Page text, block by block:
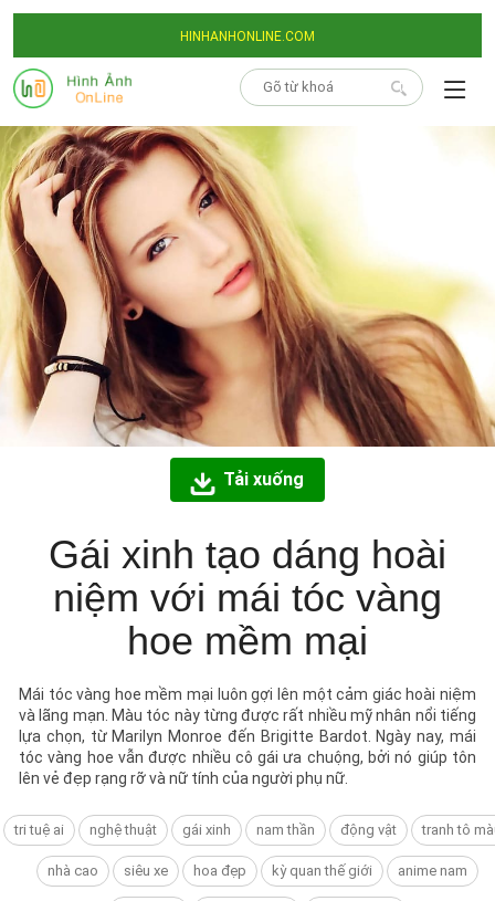
HINHANHONLINE.COM
Tải xuống
Gái xinh tạo dáng hoài
niệm với mái tóc vàng
hoe mềm mại
Mái tóc vàng hoe mềm mại luôn gợi lên một cảm giác hoài niệm
và lãng mạn. Màu tóc này từng được rất nhiều mỹ nhân nổi tiếng
lựa chọn, từ Marilyn Monroe đến Brigitte Bardot. Ngày nay, mái
tóc vàng hoe vẫn được nhiều cô gái ưa chuộng, bởi nó giúp tôn
lên vẻ đẹp rạng rỡ và nữ tính của người phụ nữ.
tri tuệ ai nghệ thuật gái xinh nam thần động vật tranh tô
nhà cao siêu xe hoa đẹp kỳ quan thế giới anime nam